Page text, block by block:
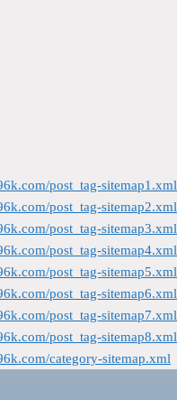
post_tag-sitemap1.xml
post_tag-sitemap2.xml
post_tag-sitemap3.xml
post_tag-sitemap4.xml
post_tag-sitemap5.xml
post_tag-sitemap6.xml
post_tag-sitemap7.xml
post_tag-sitemap8.xml
category-sitemap.xml